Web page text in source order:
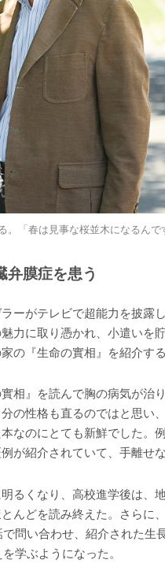
。「春は見事な桜並木になるんで
弁膜症を患う
ーがテレビで超能力を披露
力に取り憑かれ、小遣いを
の『生命の實相』を紹介す
實相』を読んで胸の病気が治
の性格も直るのではと思い
なのにとても新鮮でした。
が紹介されていて、手離せ
るくなり、高校進学後は、
んどを読み終えた。さらに
で問い合わせ、紹介された生
学ぶようになった。